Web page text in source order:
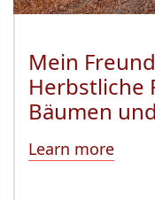
Mein
Herbstliche
Bäumen
Learn more